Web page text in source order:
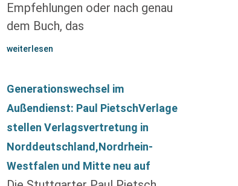
Empfehlungen oder nach genau
dem Buch, das
weiterlesen
Generationswechsel im
Außendienst: Paul PietschVerlage
stellen Verlagsvertretung in
Norddeutschland,Nordrhein-
Westfalen und Mitte neu auf